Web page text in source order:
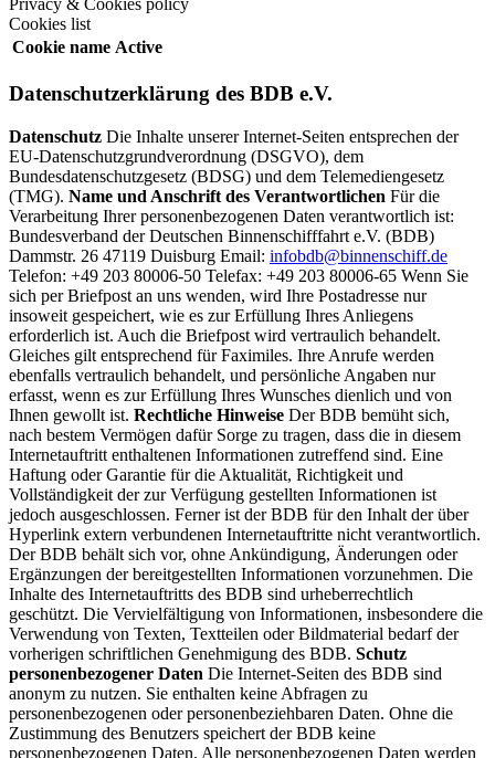
Privacy & Cookies policy
Cookies list
Cookie name Active
Datenschutzerklärung des BDB e.V.
Datenschutz Die Inhalte unserer Internet-Seiten entsprechen der
EU-Datenschutzgrundverordnung (DSGVO), dem
Bundesdatenschutzgesetz (BDSG) und dem Telemediengesetz
(TMG). Name und Anschrift des Verantwortlichen Für die
Verarbeitung Ihrer personenbezogenen Daten verantwortlich ist:
Bundesverband der Deutschen Binnenschifffahrt e.V. (BDB)
Dammstr. 26 47119 Duisburg Email: infobdb@binnenschiff.de
Telefon: +49 203 80006-50 Telefax: +49 203 80006-65 Wenn Sie
sich per Briefpost an uns wenden, wird Ihre Postadresse nur
insoweit gespeichert, wie es zur Erfüllung Ihres Anliegens
erforderlich ist. Auch die Briefpost wird vertraulich behandelt.
Gleiches gilt entsprechend für Faximiles. Ihre Anrufe werden
ebenfalls vertraulich behandelt, und persönliche Angaben nur
erfasst, wenn es zur Erfüllung Ihres Wunsches dienlich und von
Ihnen gewollt ist. Rechtliche Hinweise Der BDB bemüht sich,
nach bestem Vermögen dafür Sorge zu tragen, dass die in diesem
Internetauftritt enthaltenen Informationen zutreffend sind. Eine
Haftung oder Garantie für die Aktualität, Richtigkeit und
Vollständigkeit der zur Verfügung gestellten Informationen ist
jedoch ausgeschlossen. Ferner ist der BDB für den Inhalt der über
Hyperlink extern verbundenen Internetauftritte nicht verantwortlich.
Der BDB behält sich vor, ohne Ankündigung, Änderungen oder
Ergänzungen der bereitgestellten Informationen vorzunehmen. Die
Inhalte des Internetauftritts des BDB sind urheberrechtlich
geschützt. Die Vervielfältigung von Informationen, insbesondere die
Verwendung von Texten, Textteilen oder Bildmaterial bedarf der
vorherigen schriftlichen Genehmigung des BDB. Schutz
personenbezogener Daten Die Internet-Seiten des BDB sind
anonym zu nutzen. Sie enthalten keine Abfragen zu
personenbezogenen oder personenbeziehbaren Daten. Ohne die
Zustimmung des Benutzers speichert der BDB keine
personenbezogenen Daten. Alle personenbezogenen Daten werden